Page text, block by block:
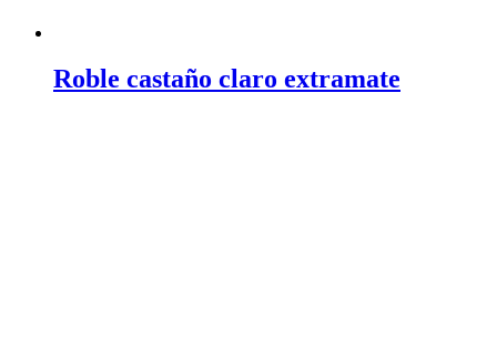
Roble castaño claro extramate